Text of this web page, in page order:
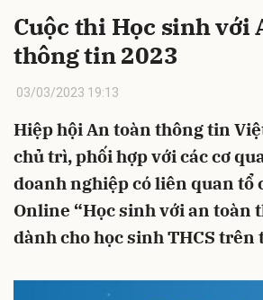
Cuộc thi Học sinh với
thông tin 2023
03/03/2023 19:13
Hiệp hội An toàn thông tin
chủ trì, phối hợp với các cơ
doanh nghiệp có liên quan tổ
Online “Học sinh với an toàn
dành cho học sinh THCS trên